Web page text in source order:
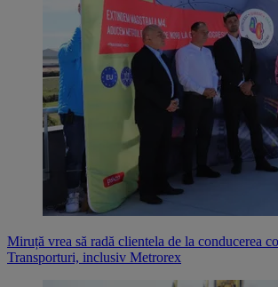
Miruță vrea să radă clientela de la conducerea
Transporturi, inclusiv Metrorex